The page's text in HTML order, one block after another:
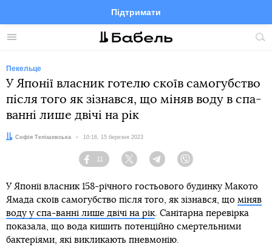
Меню
Підтримати
FacebookTelegramTwitter
Пекельце
У Японії власник готелю скоїв самогубство
після того як зізнався, що міняв воду в спа-
ванні лише двічі на рік
Автор:
Софія Телішевська Дата:
10:16, 15 березня 2023
Facebook
11
Twitter Telegram
У Японії власник 158-річного гостьового будинку Макото
Ямада скоїв самогубство після того, як зізнався, що міняв
воду у спа-ванні лише двічі на рік. Санітарна перевірка
показала, що вода кишить потенційно смертельними
бактеріями, які викликають пневмонію.